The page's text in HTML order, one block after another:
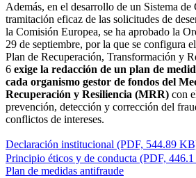
Además, en el desarrollo de un Sistema
tramitación eficaz de las solicitudes de
la Comisión Europea, se ha aprobado la
29 de septiembre, por la que se configura
Plan de Recuperación, Transformación y
6 exige la redacción de un plan de
cada organismo gestor de fondos del
Recuperación y Resiliencia (MRR) con
prevención, detección y corrección del
conflictos de intereses.
Declaración institucional (PDF, 544.89
Principio éticos y de conducta (PDF,
Plan de medidas antifraude